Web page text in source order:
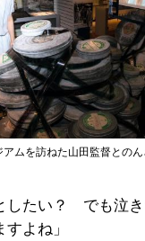
アムを訪ねた山田監督との
したい？ でも泣き
よね」